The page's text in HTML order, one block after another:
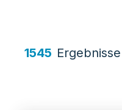
1545 Ergebnisse